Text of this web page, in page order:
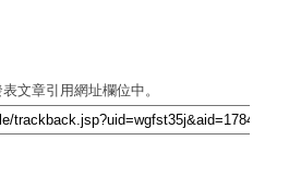
文章引用網址欄位中。